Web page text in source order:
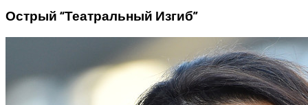
Острый “театральный Изгиб”